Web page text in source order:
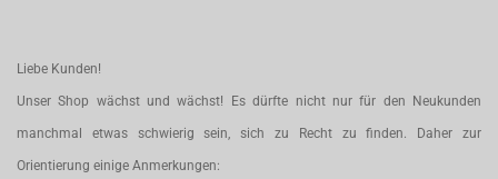
Liebe Kunden!
Unser Shop wächst und wächst! Es dürfte nicht nur für den Neukunden
manchmal etwas schwierig sein, sich zu Recht zu finden. Daher zur
Orientierung einige Anmerkungen: